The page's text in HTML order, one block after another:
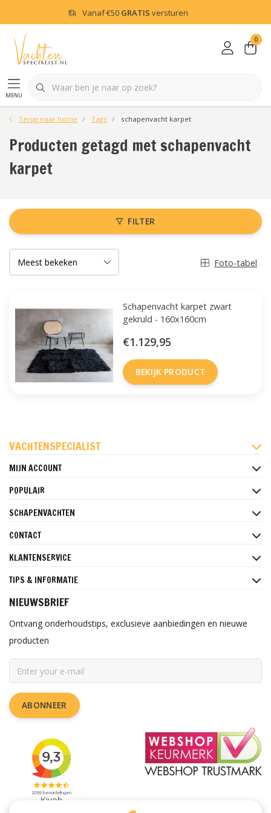
Vanaf€50 GRATIS versturen
menu
0
Terug naar home Tags schapenvacht karpet
Producten getagd met schapenvacht
karpet
FILTER
Foto-tabel
Schapenvacht karpet zwart
gekruld - 160x160cm
€1.129,95
BEKIJK PRODUCT
VACHTENSPECIALIST
MIJN ACCOUNT
POPULAIR
SCHAPENVACHTEN
CONTACT
KLANTENSERVICE
TIPS & INFORMATIE
NIEUWSBRIEF
Ontvang onderhoudstips, exclusieve aanbiedingen en nieuwe
producten
ABONNEER